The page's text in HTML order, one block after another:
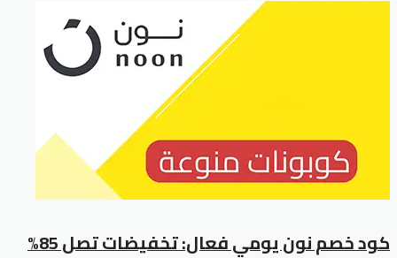
كود خصم نون يومي فعال: تخفيضات تصل 85%